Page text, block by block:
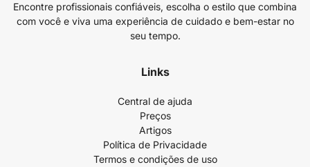
Encontre profissionais confiáveis, escolha o estilo que combina
com você e viva uma experiência de cuidado e bem-estar no
seu tempo.
Links
Central de ajuda
Preços
Artigos
Política de Privacidade
Termos e condições de uso